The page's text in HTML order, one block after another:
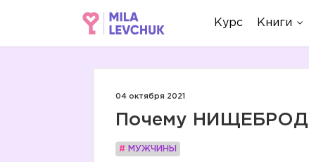
Курс Книги
04 октября 2021
Почему НИЩЕБРОД
# МУЖЧИНЫ